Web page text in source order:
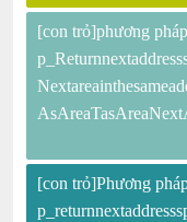
[con trỏ]phương
[con trỏ]Phương